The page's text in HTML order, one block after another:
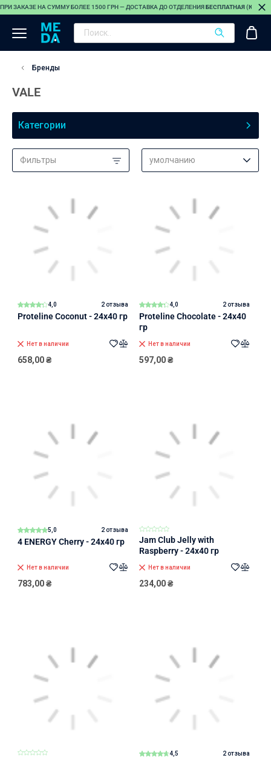
ПРИ ЗАКАЗЕ НА СУММУ БОЛЕЕ 1500 ГРН — ДОСТАВКА ДО ОТДЕЛЕНИЯБЕСПЛАТНАЯ
Бренды
VALE
Категории
Фильтры умолчанию
4,0 2 отзыва
Proteline Coconut - 24x40 гр
Нет в наличии
658,00₴
4,0 2 отзыва
Proteline Chocolate - 24x40
гр
Нет в наличии
597,00₴
5,0 2 отзыва
4 ENERGY Cherry - 24x40 гр
Нет в наличии
783,00₴
Jam Club Jelly with
Raspberry - 24x40 гр
Нет в наличии
234,00₴
4,5 2 отзыва